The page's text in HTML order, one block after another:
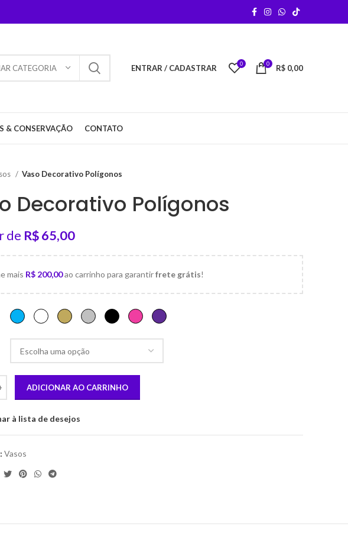
CATEGORIA ENTRAR / CADASTRAR 0 0 R$ 0,00
& CONSERVAÇÃO CONTATO
Vaso Decorativo Polígonos
Decorativo Polígonos
de R$65,00
mais R$ 200,00ao carrinho para garantirfrete grátis!
ADICIONAR AO CARRINHO
à lista de desejos
Vasos